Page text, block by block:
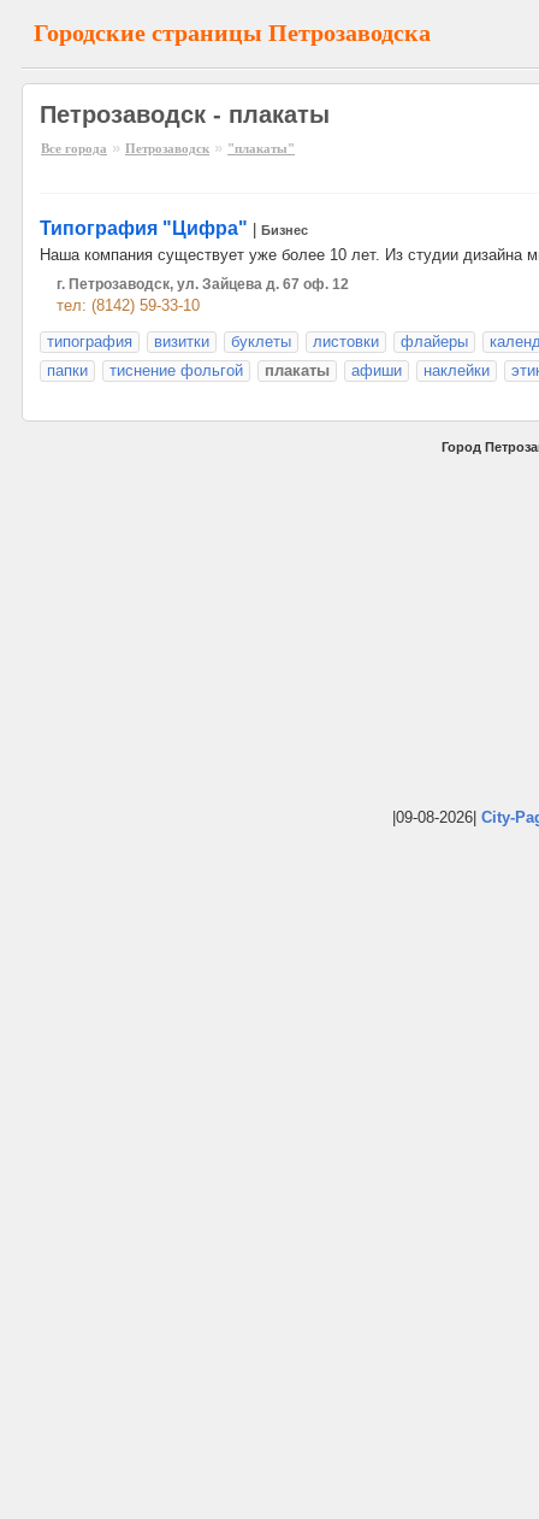
Городские страницы Петрозаводска
Петрозаводск - плакаты
Все города » Петрозаводск » "плакаты"
Типография "Цифра" Бизнес
Наша компания существует уже более 10 лет. Из студии
г. Петрозаводск, ул. Зайцева д. 67 оф. 12
тел: (8142) 59-33-10
типография
визитки буклеты листовки флайеры
папки
тиснение фольгой плакаты афиши наклейки
Город
|09-08-2026| City-